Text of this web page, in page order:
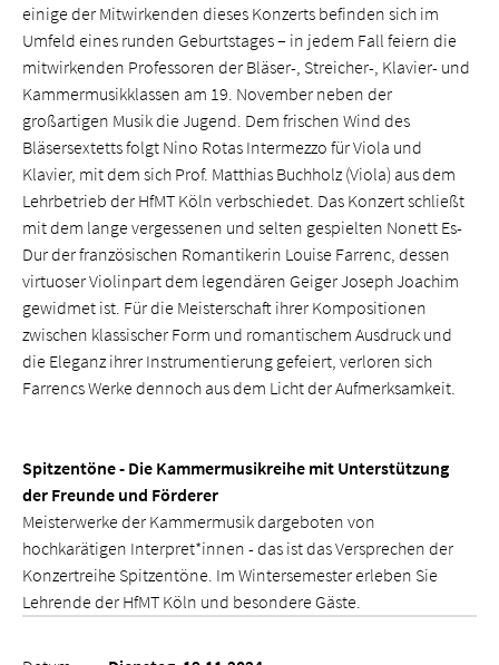
einige der Mitwirkenden dieses Konzerts befinden sich im
Umfeld eines runden Geburtstages – in jedem Fall feiern die
mitwirkenden Professoren der Bläser-, Streicher-, Klavier- und
Kammermusikklassen am 19. November neben der
großartigen Musik die Jugend. Dem frischen Wind des
Bläsersextetts folgt Nino Rotas Intermezzo für Viola und
Klavier, mit dem sich Prof. Matthias Buchholz (Viola) aus dem
Lehrbetrieb der HfMT Köln verbschiedet. Das Konzert schließt
mit dem lange vergessenen und selten gespielten Nonett Es-
Dur der französischen Romantikerin Louise Farrenc, dessen
virtuoser Violinpart dem legendären Geiger Joseph Joachim
gewidmet ist. Für die Meisterschaft ihrer Kompositionen
zwischen klassischer Form und romantischem Ausdruck und
die Eleganz ihrer Instrumentierung gefeiert, verloren sich
Farrencs Werke dennoch aus dem Licht der Aufmerksamkeit.
Spitzentöne - Die Kammermusikreihe mit Unterstützung
der Freunde und Förderer
Meisterwerke der Kammermusik dargeboten von
hochkarätigen Interpret*innen - das ist das Versprechen der
Konzertreihe Spitzentöne. Im Wintersemester erleben Sie
Lehrende der HfMT Köln und besondere Gäste.